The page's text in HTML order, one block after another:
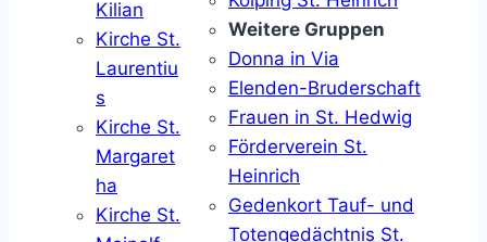
Kilian
Kirche St.
Laurentiu
s
Kirche St.
Margaret
ha
Kirche St.
Weitere Gruppen
Donna in Via
Elenden-Bruderschaft
Frauen in St. Hedwig
Förderverein St.
Heinrich
Gedenkort Tauf- und
Totengedächtnis St.